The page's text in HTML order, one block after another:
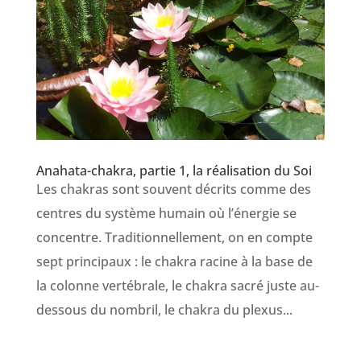
Anahata-chakra, partie 1, la réalisation du Soi
Les chakras sont souvent décrits comme des
centres du système humain où l’énergie se
concentre. Traditionnellement, on en compte
sept principaux : le chakra racine à la base de
la colonne vertébrale, le chakra sacré juste au-
dessous du nombril, le chakra du plexus...